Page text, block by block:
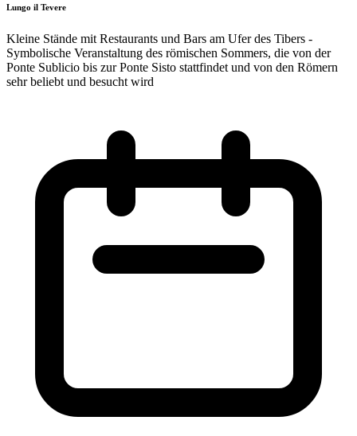
Lungo il Tevere
Kleine Stände mit Restaurants und Bars am Ufer des Tibers -
Symbolische Veranstaltung des römischen Sommers, die von der
Ponte Sublicio bis zur Ponte Sisto stattfindet und von den Römern
sehr beliebt und besucht wird